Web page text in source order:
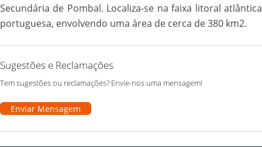
Secundária de Pombal. Localiza-se na faixa litoral atlântica
portuguesa, envolvendo uma área de cerca de 380 km2.
Sugestões e Reclamações
Tem sugestões ou reclamações? Envie-nos uma mensagem!
Enviar Mensagem